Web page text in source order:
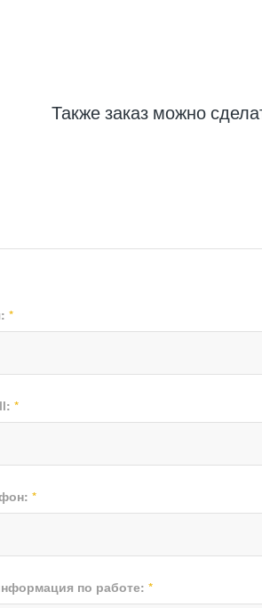
Также заказ можно
*
*
*
по работе: *